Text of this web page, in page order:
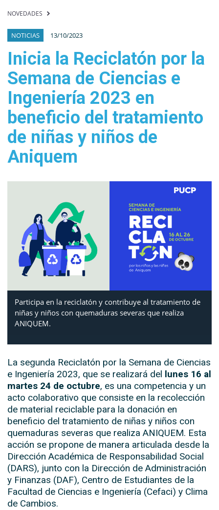
NOVEDADES
NOTICIAS 13/10/2023
Inicia la Reciclatón por la
Semana de Ciencias e
Ingeniería 2023 en
beneficio del tratamiento
de niñas y niños de
Aniquem
Participa en la reciclatón y contribuye al tratamiento de
niñas y niños con quemaduras severas que realiza
ANIQUEM.
La segunda Reciclatón por la Semana de Ciencias
e Ingeniería 2023, que se realizará del lunes 16 al
martes 24 de octubre, es una competencia y un
acto colaborativo que consiste en la recolección
de material reciclable para la donación en
beneficio del tratamiento de niñas y niños con
quemaduras severas que realiza ANIQUEM. Esta
acción se propone de manera articulada desde la
Dirección Académica de Responsabilidad Social
(DARS), junto con la Dirección de Administración
y Finanzas (DAF), Centro de Estudiantes de la
Facultad de Ciencias e Ingeniería (Cefaci) y Clima
de Cambios.